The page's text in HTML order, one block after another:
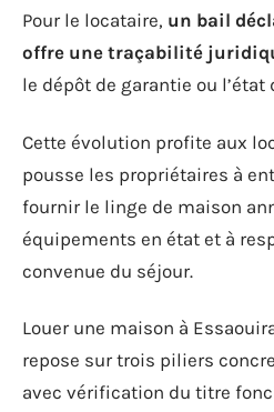
Pour le locataire, un bail
offre une traçabilité
le dépôt de garantie ou
Cette évolution profite aux
pousse les propriétaires à
fournir le linge de maison
équipements en état et à
convenue du séjour.
Louer une maison à
repose sur trois piliers
avec vérification du titre